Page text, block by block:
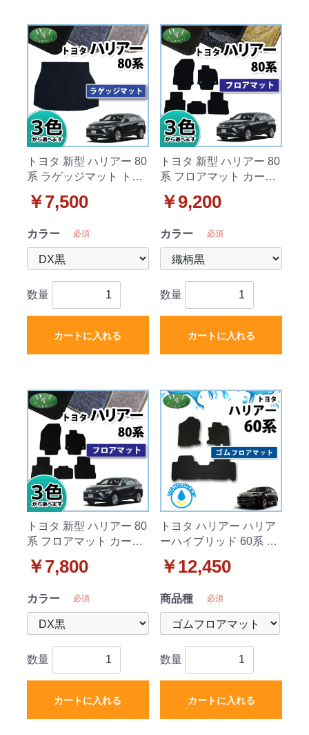
トヨタ 新型 ハリアー 80
系 ラゲッジマット トラ
社外新品
￥7,500
カラー 必須
数量
カートに入れる
トヨタ 新型 ハリアー 80
系 フロアマット カーマ
新品
￥9,200
カラー 必須
数量
カートに入れる
トヨタ 新型 ハリアー 80
系 フロアマット カーマ
品
￥7,800
カラー 必須
数量
カートに入れる
トヨタ ハリアー ハリア
ーハイブリッド 60系 ゴ
マット 社外新品
￥12,450
商品種 必須
数量
カートに入れる